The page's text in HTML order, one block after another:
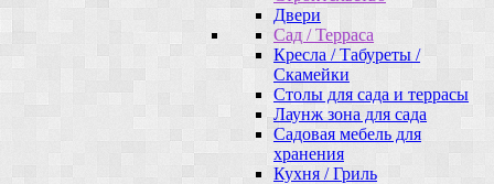
Двери
Сад / Терраса
Кресла / Табуреты /
Скамейки
Столы для сада и террасы
Лаунж зона для сада
Садовая мебель для
хранения
Кухня / Гриль